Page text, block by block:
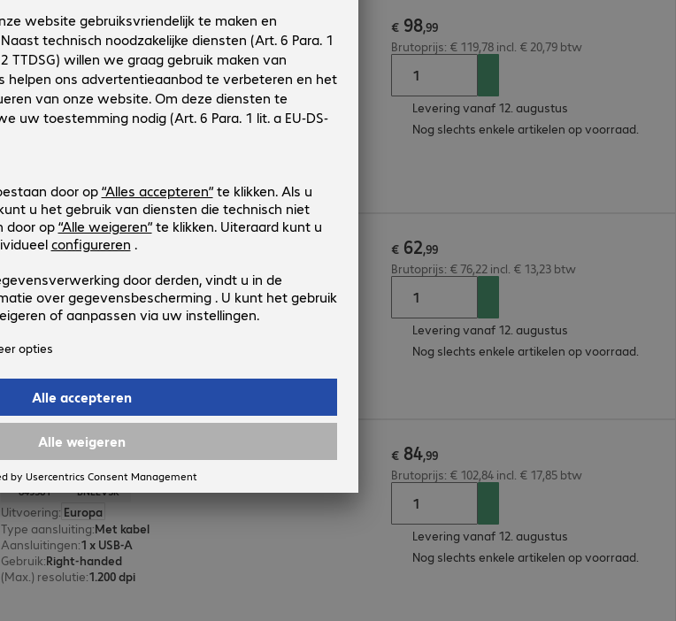
Bakker Evoluent D Vertical Mouse L
Productnr.:
4463816
Fabrikant-nr.:
BNEEVRDL
Uitvoering:Europa
Type aansluiting: Met kabel
Aansluitingen:1 x USB-A
€ 98,99
Brutoprijs: € 119,78 incl. € 20,79 btw
Levering vanaf 12. augustus
Nog slechts enkele artikelen op voorraad.
Bakker S-Board 840 Design Numeric Keypad
516981
BNES840DNUM
Uitvoering: Europa
Type aansluiting:Met kabel
Kleur:Zilver
€ 62,99
Brutoprijs: € 76,22 incl. € 13,23 btw
Levering vanaf 12. augustus
Nog slechts enkele artikelen op voorraad.
Bakker Evoluent Vertical Mouse Right
Productnr.:
849581
Fabrikant-nr.:
BNEEVSR
Uitvoering: Europa
Type aansluiting:Met kabel
Aansluitingen:1 x USB-A
Gebruik:Right-handed
(Max.) resolutie:1.200 dpi
€ 84,99
Brutoprijs: € 102,84 incl. € 17,85 btw
Levering vanaf 12. augustus
Nog slechts enkele artikelen op voorraad.